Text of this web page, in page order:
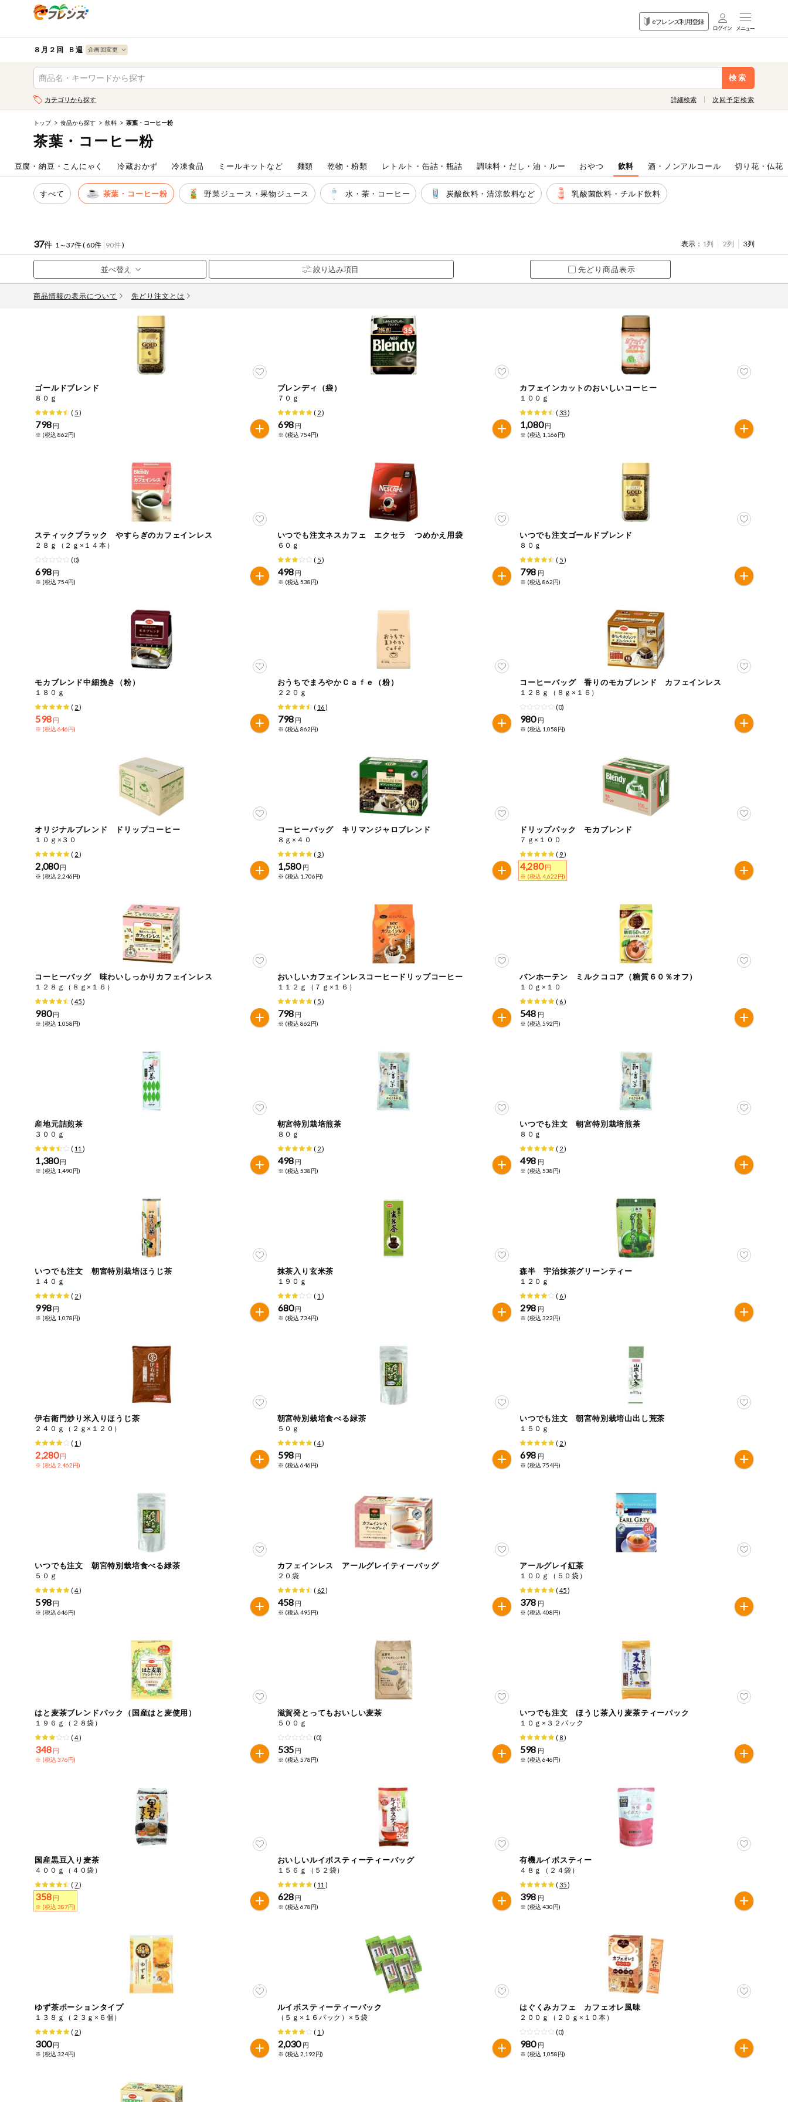
eフレンズ利用登録
ログイン
生協加入はこちら
登録から開始まで
注文番号注文
お気に入り注文
注文履歴注文
人気カテゴリ
食品から探す
毎週自動お届け商品
毎週自動お届け商品を確認する
専門ショップサイト
コープしがのサービス
アプリのダウンロード
PC版サイトを表示
８月２回 Ｂ週
検索
果物
肉・ハム・ソ
ーセージ
魚介・加工品
米・雑穀など
パン・ジャム
豆腐・納豆・
こんにゃく
麺類
おやつ
飲料
ーパー
コスメ＆ボデ
ィケア
ベビー
先着限定企画
スマート・ワ
今週の新登場
よりどりでお
トク
かんたん調理
オーガニック
ベビー・キッ
ズ関連
健康志向食品
果物すべて
カテゴリから探す 詳細検索
検索条件を指定してください。全項目に条件を指定しなくても検索できます。
キーワード
キーワードをすべて含む
いずれかのキーワードを含む
メーカー名
カテゴリ
特定原材料と特定原材料に準ずるものが含まれていない商品を検索できます。
特定原材料
小麦 落花生 えび
あわび カシューナッツ ごま
ゼラチン マカダミアナッツ もも りんご
アレルゲン情報は、商品企画時の情報のため、ご使用前には必ず商品パッケージの表示をご確認ください。
特定原材料に準ずるものは、お取引先から情報提供のあった範囲でのお知らせです。
次回予定検索
トップ 食品から探す 飲料 茶葉・コーヒー粉
茶葉・コーヒー粉
豆腐・納豆・こんにゃく 冷蔵おかず 冷凍食品 ミールキットなど 麺類 乾物・粉類 レトルト・缶詰・瓶詰 調味料・だし・油・ルー おやつ 飲料 酒・ノンアルコール 切り花・仏花
すべて 茶葉・コーヒー粉 野菜ジュース・果物ジュース 水・茶・コーヒー 炭酸飲料・清涼飲料など 乳酸菌飲料・チルド飲料
37件 1～37件 ( 60件 90件) 表示： 1列 2列 3列
先どり商品表示
商品情報の表示について 先どり注文とは
ゴールドブレンド
８０ｇ
( 5)
798 円
※ (税込 862円)
ブレンディ（袋）
７０ｇ
( 2)
698 円
※ (税込 754円)
カフェインカットのおいしいコーヒー
１００ｇ
(33)
1,080 円
※ (税込 1,166円)
スティックブラック やすらぎのカフェインレス
２８ｇ（２ｇ×１４本）
(0)
698 円
※ (税込 754円)
いつでも注文ネスカフェ エクセラ つめかえ用袋
６０ｇ
( 5)
498 円
※ (税込 538円)
いつでも注文ゴールドブレンド
８０ｇ
( 5)
798 円
※ (税込 862円)
モカブレンド中細挽き（粉）
１８０ｇ
( 2)
598 円
※ (税込 646円)
おうちでまろやかＣａｆｅ（粉）
２２０ｇ
( 16)
798 円
※ (税込 862円)
コーヒーバッグ 香りのモカブレンド カフェインレス
１２８ｇ（８ｇ×１６）
(0)
980 円
※ (税込 1,058円)
オリジナルブレンド ドリップコーヒー
１０ｇ×３０
( 2)
2,080 円
※ (税込 2,246円)
コーヒーバッグ キリマンジャロブレンド
８ｇ×４０
( 3)
1,580 円
※ (税込 1,706円)
ドリップパック モカブレンド
７ｇ×１００
( 9)
4,280 円
※ (税込 4,622円)
コーヒーバッグ 味わいしっかりカフェインレス
１２８ｇ（８ｇ×１６）
(45)
980 円
※ (税込 1,058円)
おいしいカフェインレスコーヒードリップコーヒー
１１２ｇ（７ｇ×１６）
( 5)
798 円
※ (税込 862円)
バンホーテン ミルクココア（糖質６０％オフ）
１０ｇ×１０
( 6)
548 円
※ (税込 592円)
産地元詰煎茶
３００ｇ
( 11 )
1,380 円
※ (税込 1,490円)
朝宮特別栽培煎茶
８０ｇ
( 2)
498 円
※ (税込 538円)
いつでも注文 朝宮特別栽培煎茶
８０ｇ
( 2)
498 円
※ (税込 538円)
いつでも注文 朝宮特別栽培ほうじ茶
１４０ｇ
( 2)
998 円
※ (税込 1,078円)
抹茶入り玄米茶
１９０ｇ
( 1 )
680 円
※ (税込 734円)
森半 宇治抹茶グリーンティー
１２０ｇ
( 6)
298 円
※ (税込 322円)
伊右衛門炒り米入りほうじ茶
２４０ｇ（２ｇ×１２０）
( 1 )
2,280 円
※ (税込 2,462円)
朝宮特別栽培食べる緑茶
５０ｇ
( 4)
598 円
※ (税込 646円)
いつでも注文 朝宮特別栽培山出し荒茶
１５０ｇ
( 2)
698 円
※ (税込 754円)
いつでも注文 朝宮特別栽培食べる緑茶
５０ｇ
(4)
598 円
※ (税込 646円)
カフェインレス アールグレイティーバッグ
２０袋
( 62)
458 円
※ (税込 495円)
アールグレイ紅茶
１００ｇ（５０袋）
(45)
378 円
※ (税込 408円)
はと麦茶ブレンドパック（国産はと麦使用）
１９６ｇ（２８袋）
(4)
348 円
※ (税込 376円)
滋賀発とってもおいしい麦茶
５００ｇ
(0)
535 円
※ (税込 578円)
いつでも注文 ほうじ茶入り麦茶ティーパック
１０ｇ×３２パック
( 8)
598 円
※ (税込 646円)
国産黒豆入り麦茶
４００ｇ（４０袋）
(7)
358 円
※ (税込 387円)
おいしいルイボスティーティーバッグ
１５６ｇ（５２袋）
( 11 )
628 円
※ (税込 678円)
有機ルイボスティー
４８ｇ（２４袋）
(35)
398 円
※ (税込 430円)
ゆず茶ポーションタイプ
１３８ｇ（２３ｇ×６個）
( 2)
300 円
※ (税込 324円)
ルイボスティーティーパック
（５ｇ×１６パック）×５袋
( 1 )
2,030 円
※ (税込 2,192円)
はぐくみカフェ カフェオレ風味
２００ｇ（２０ｇ×１０本）
(0)
980 円
※ (税込 1,058円)